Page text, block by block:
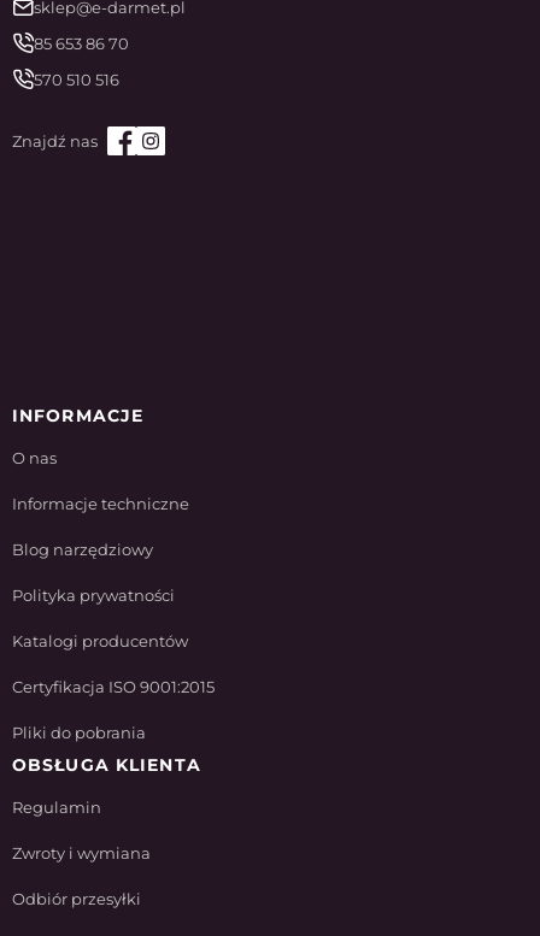
sklep@e-darmet.pl
85 653 86 70
570 510 516
INFORMACJE
O nas
Informacje techniczne
Blog narzędziowy
Polityka prywatności
Katalogi producentów
Certyfikacja ISO 9001:2015
Pliki do pobrania
OBSŁUGA KLIENTA
Regulamin
Zwroty i wymiana
Odbiór przesyłki